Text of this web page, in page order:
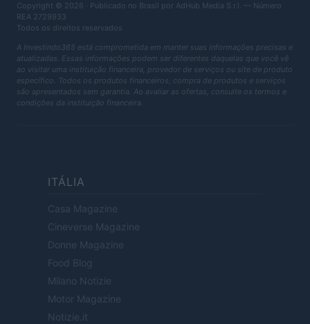
Copyright © 2026 · Publicado no Brasil por AdHub Media S.r.l. — Número
REA 2729933
Todos os direitos reservados
A Investindo365 está comprometida em manter suas informações precisas e
atualizadas. Essas informações podem ser diferentes daquelas que você vê
ao visitar uma instituição financeira, provedor de serviços ou site de produto
específico. Todos os produtos financeiros, compra de produtos e serviços
são apresentados sem garantia. Ao avaliar as ofertas, consulte os termos e
condições da instituição financeira.
ITÁLIA
Casa Magazine
Cineverse Magazine
Donne Magazine
Food Blog
Milano Notizie
Motor Magazine
Notizie.it